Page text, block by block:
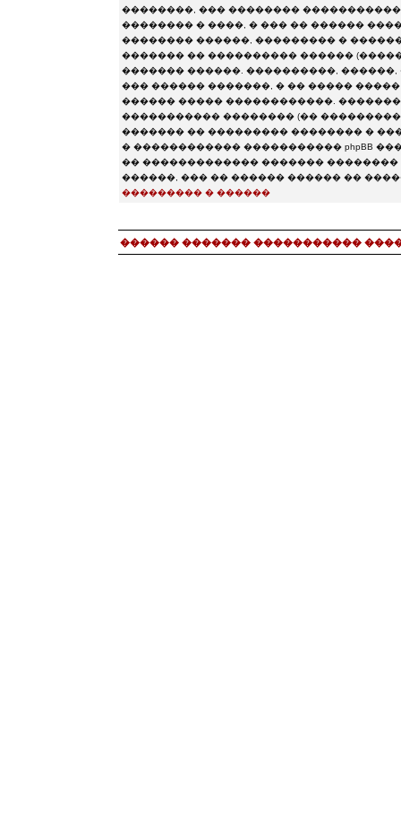
��������, ��� ��������
�������� � ����, � ��� �� ������
�������� ������, ��������� �
������� �� ���������� ������ (��������
������� ������. ����������, ������,
��� ������ �������, � �� �����
������ ����� ������������.
����������� �������� (��
������� �� ��������� �������� �
� ������������ ����������� phpBB
�� ������������� �������
������, ��� �� ������ ������ ��
��������� � ������
������ ������� �����������